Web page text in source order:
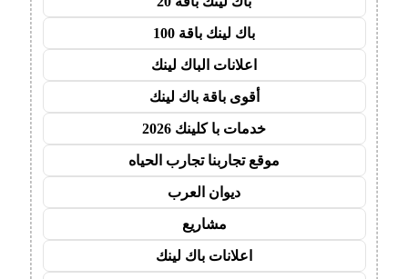
باك لينك باقة 100
اعلانات الباك لينك
أقوى باقة باك لينك
خدمات با كلينك 2026
موقع تجاربنا تجارب الحياه
ديوان العرب
مشاريع
اعلانات باك لينك